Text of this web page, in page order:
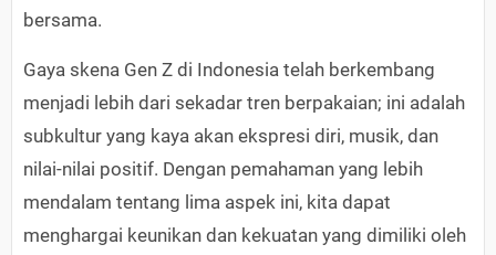
bersama.
Gaya skena Gen Z di Indonesia telah berkembang
menjadi lebih dari sekadar tren berpakaian; ini adalah
subkultur yang kaya akan ekspresi diri, musik, dan
nilai-nilai positif. Dengan pemahaman yang lebih
mendalam tentang lima aspek ini, kita dapat
menghargai keunikan dan kekuatan yang dimiliki oleh